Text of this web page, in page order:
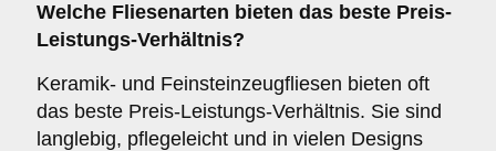
Welche Fliesenarten bieten das beste Preis-
Leistungs-Verhältnis?
Keramik- und Feinsteinzeugfliesen bieten oft
das beste Preis-Leistungs-Verhältnis. Sie sind
langlebig, pflegeleicht und in vielen Designs